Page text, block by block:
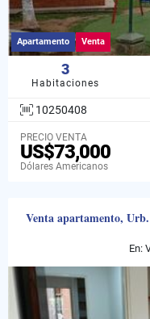
Apartamento Venta
3
Habitaciones
10250408
PRECIO VENTA
US$73,000
Dólares Americanos
Venta apartamento,
En: